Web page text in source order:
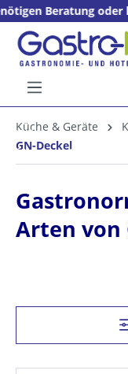
springen
oder haben
für neue Kunden
Küche & Geräte
GN-Deckel
Arten von